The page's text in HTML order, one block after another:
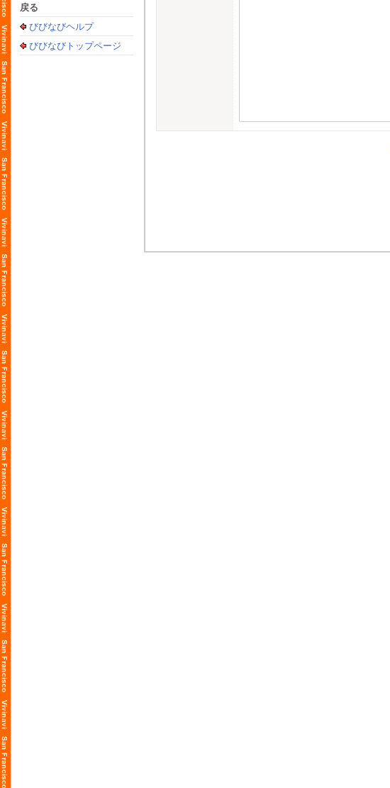
戻る
びびなびヘルプ
びびなびトップページ